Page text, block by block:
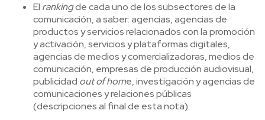
El rankingde cada uno de los subsectores de la
comunicación, a saber: agencias, agencias de
productos y servicios relacionados con la promoción
y activación, servicios y plataformas digitales,
agencias de medios y comercializadoras, medios de
comunicación, empresas de producción audiovisual,
publicidad out of home, investigación y agencias de
comunicaciones y relaciones públicas
(descripciones al final de esta nota).